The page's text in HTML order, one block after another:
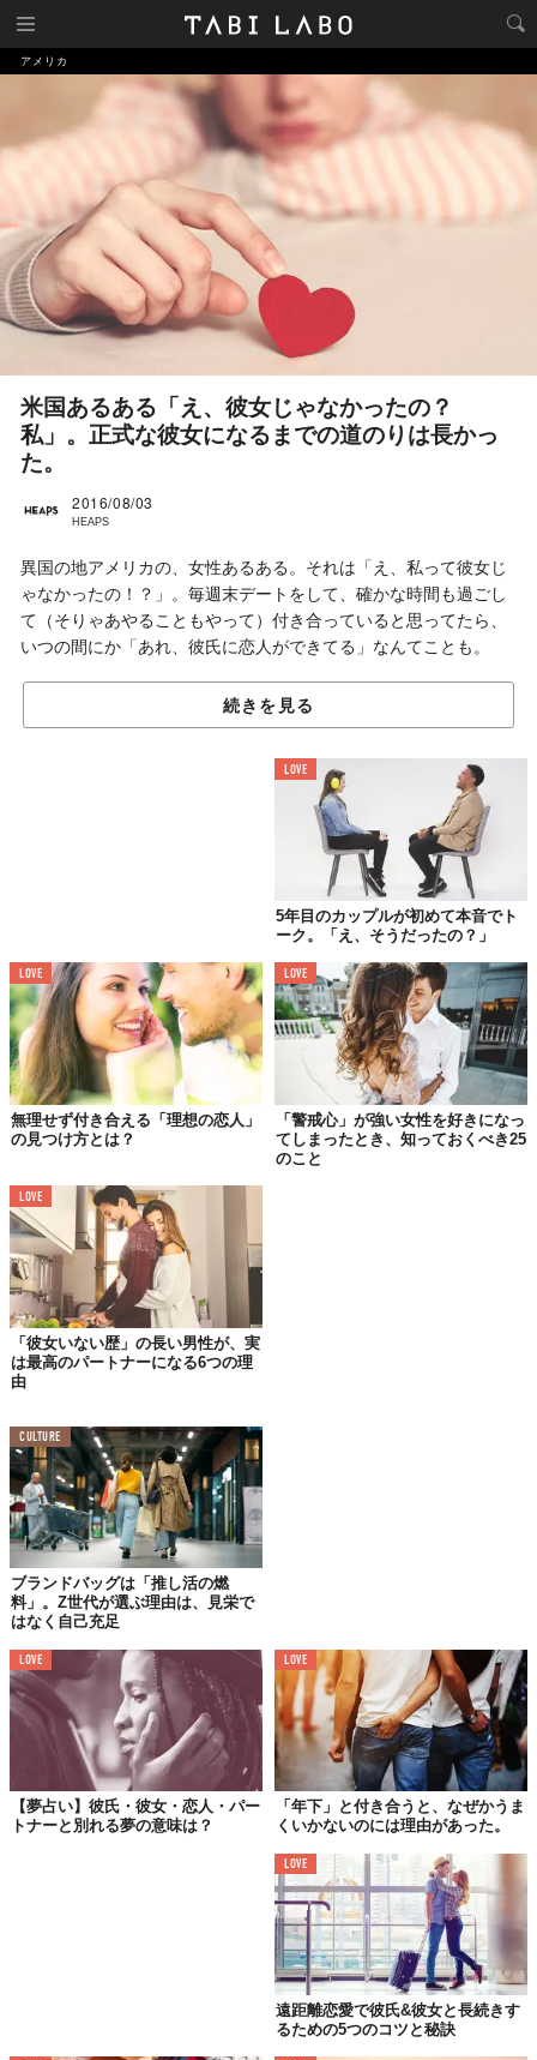
アメリカ
米国あるある「え、彼女じゃなかったの？
私」。正式な彼女になるまでの道のりは長かっ
た。
2016/08/03
HEAPS
異国の地アメリカの、女性あるある。それは「え、私って彼女じ
ゃなかったの！？」。毎週末デートをして、確かな時間も過ごし
て（そりゃあやることもやって）付き合っていると思ってたら、
いつの間にか「あれ、彼氏に恋人ができてる」なんてことも。
付き合ってください！から始まらないから、分からない。一体い
Datingという名の
「見定め期間」
1回目のデートはおしゃれなレストランでディナー、2回目は週末
ランチ、そのあと買い物。3回目のデートで告白されてカップル
に。… こんな教科書に出てくるような恋愛の始まり方はない。だ
って彼らには、告白という概念がないから。
ニューヨークにいるとよく、「私と彼、いまDating（デーティン
グ）期間なの！」というフレーズを耳にする。来て当初は「ふー
っ？この間◯◯とDatingって言ってたのに、なんで△△と歩いて
んだろ？」なんてことも。
Dating期間、彼らはお互いをBoyfriend、Girlfriendとも呼び合わな
い。そしてそのDating期間は、複数相手と同時並行でもいいとい
う。この期間は、デートをして男女の関係になった異性が「本当
にこの相手が恋人として相応しいのか」を見極める、いわばお試
し期間なのだ。
この期間にあるならば、毎日一緒に過ごしていようが、彼女だと
は限らない。毎日健気に晩御飯を作りに行っていた子が、むざむ
ざと振られたのを幾度見たことか…。
紹介のときに初めてわかる
「あ、彼女なんですね」
続きを見る
LOVE
5年目のカップルが初めて本音でト
ーク。「え、そうだったの？」
LOVE
無理せず付き合える「理想の恋人」
の見つけ方とは？
LOVE
「警戒心」が強い女性を好きになっ
てしまったとき、知っておくべき25
のこと
LOVE
「彼女いない歴」の長い男性が、実
は最高のパートナーになる6つの理
由
CULTURE
ブランドバッグは「推し活の燃
料」。Z世代が選ぶ理由は、見栄で
はなく自己充足
LOVE
【夢占い】彼氏・彼女・恋人・パー
トナーと別れる夢の意味は？
LOVE
「年下」と付き合うと、なぜかうま
くいかないのには理由があった。
LOVE
遠距離恋愛で彼氏&彼女と長続きす
るための5つのコツと秘訣